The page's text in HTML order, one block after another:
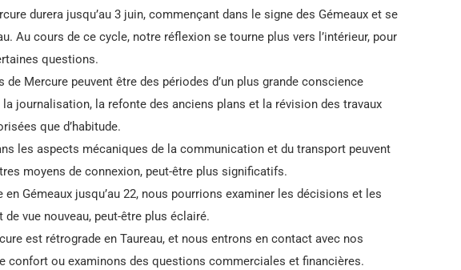
durera jusqu’au 3 juin, commençant dans le signe des Gémeaux et se
Au cours de ce cycle, notre réflexion se tourne plus vers l’intérieur, pour
questions.
de Mercure peuvent être des périodes d’un plus grande conscience
journalisation, la refonte des anciens plans et la révision des travaux
que d’habitude.
les aspects mécaniques de la communication et du transport peuvent
moyens de connexion, peut-être plus significatifs.
en Gémeaux jusqu’au 22, nous pourrions examiner les décisions et les
de vue nouveau, peut-être plus éclairé.
est rétrograde en Taureau, et nous entrons en contact avec nos
confort ou examinons des questions commerciales et financières.